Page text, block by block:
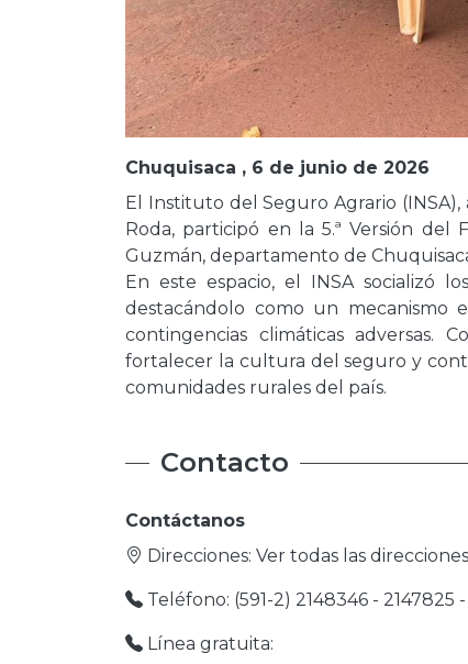
Chuquisaca , 6 de junio de 2026
El Instituto del Seguro Agrario
Roda, participó en la 5.ª Versión
Guzmán, departamento de
En este espacio, el INSA socializó
destacándolo como un mecanismo
contingencias climáticas adversas.
fortalecer la cultura del seguro y
comunidades rurales del país.
Contacto
Contáctanos
Direcciones: Ver todas las direcciones
Teléfono: (591-2) 2148346 - 2147825
Línea gratuita: